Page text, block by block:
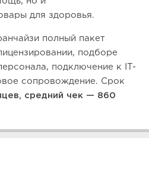
для здоровья.
полный пакет
подборе
подключение к IT-
сопровождение. Срок
средний чек — 860